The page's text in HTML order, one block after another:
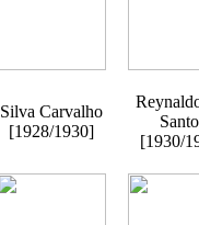
Silva Carvalho
[1928/1930]
[1930/